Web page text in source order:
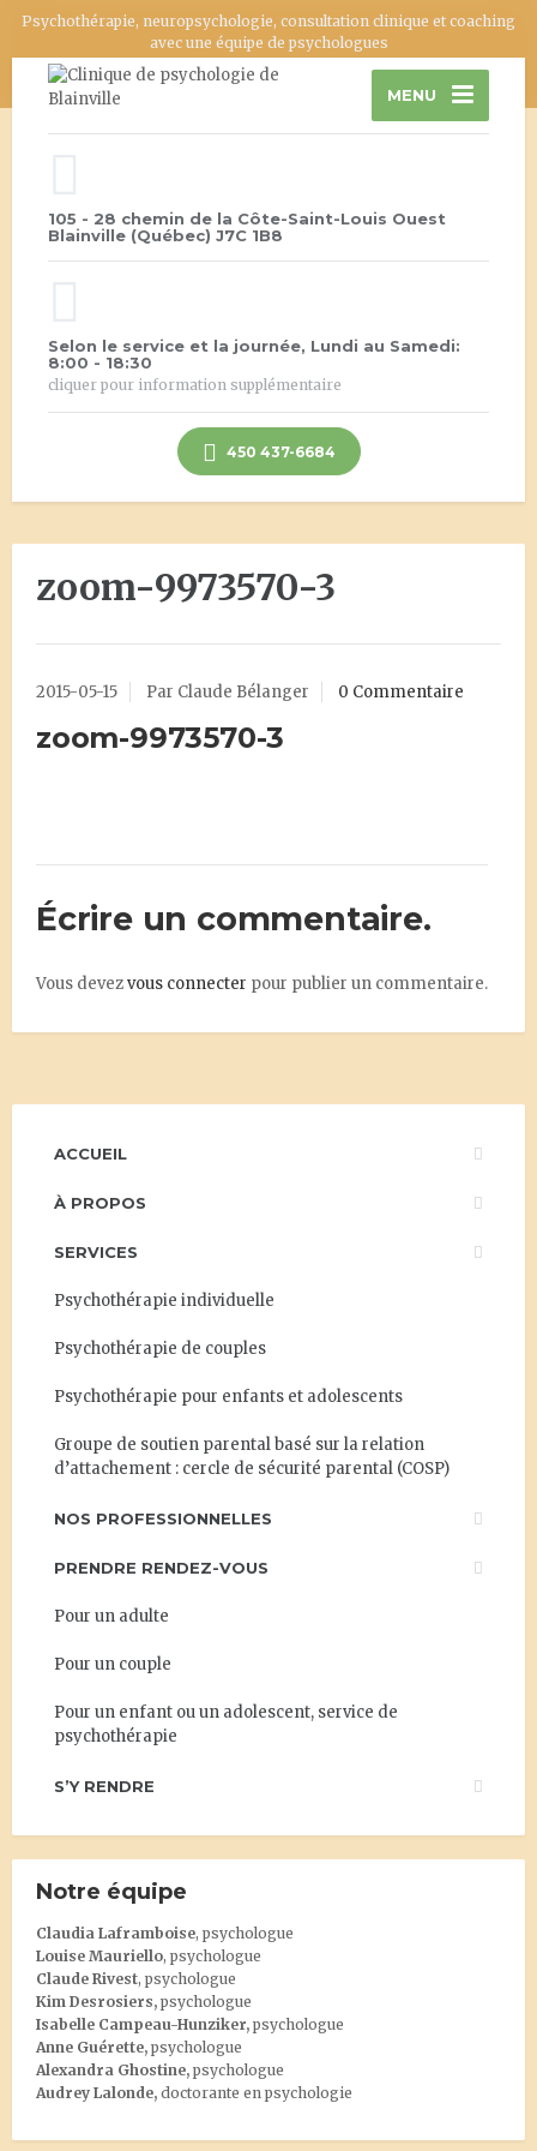
Psychothérapie, neuropsychologie, consultation clinique et coaching
avec une équipe de psychologues
MENU
105 - 28 chemin de la Côte-Saint-Louis Ouest
Blainville (Québec) J7C 1B8
Selon le service et la journée, Lundi au Samedi:
8:00 - 18:30
cliquer pour information supplémentaire
450 437-6684
zoom-9973570-3
2015-05-15 Par Claude Bélanger 0 Commentaire
zoom-9973570-3
Écrire un commentaire.
Vous devezvous connecter pour publier un commentaire.
ACCUEIL
À PROPOS
SERVICES
Psychothérapie individuelle
Psychothérapie de couples
Psychothérapie pour enfants et adolescents
Groupe de soutien parental basé sur la relation
d’attachement : cercle de sécurité parental (COSP)
NOS PROFESSIONNELLES
PRENDRE RENDEZ-VOUS
Pour un adulte
Pour un couple
Pour un enfant ou un adolescent, service de
psychothérapie
S’Y RENDRE
Notre équipe
Claudia Laframboise, psychologue
Louise Mauriello, psychologue
Claude Rivest, psychologue
Kim Desrosiers, psychologue
Isabelle Campeau-Hunziker, psychologue
Anne Guérette, psychologue
Alexandra Ghostine, psychologue
Audrey Lalonde, doctorante en psychologie